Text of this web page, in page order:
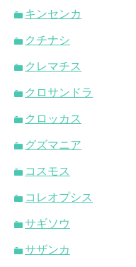
キンセンカ
クチナシ
クレマチス
クロサンドラ
クロッカス
グズマニア
コスモス
コレオプシス
サギソウ
サザンカ